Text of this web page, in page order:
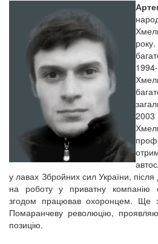
у лавах Збройних сил України, після
на роботу у приватну компанію
згодом працював охоронцем. Ще
Помаранчеву революцію,
позицію.